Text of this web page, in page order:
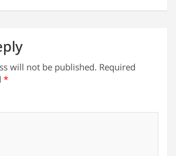
will not be published. Required
*